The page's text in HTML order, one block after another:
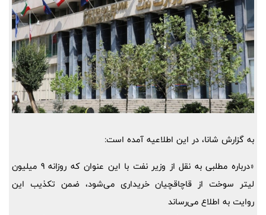
به گزارش شانا، در این اطلاعیه آمده است:
«درباره مطلبی به نقل از وزیر نفت با این عنوان که روزانه 9 میلیون
لیتر سوخت از قاچاقچیان خریداری می‌شود، ضمن تکذیب این
روایت به اطلاع می‌رساند